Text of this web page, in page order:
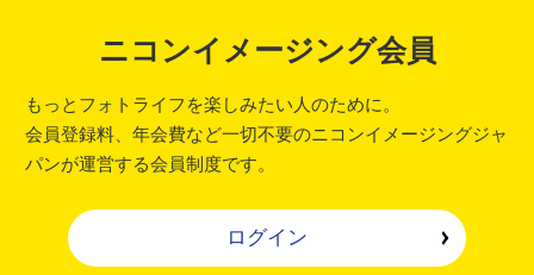
ニコンイメージング会員
もっとフォトライフを楽しみたい人のために。
会員登録料、年会費など一切不要のニコンイメージングジャ
パンが運営する会員制度です。
ログイン